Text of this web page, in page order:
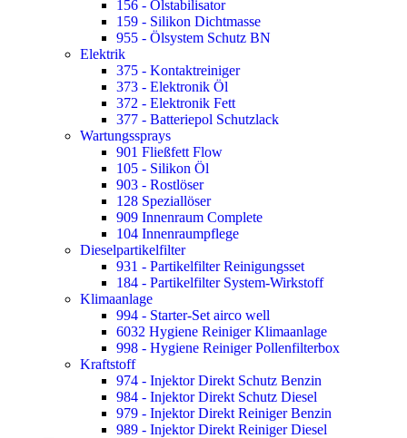
156 - Ölstabilisator
159 - Silikon Dichtmasse
955 - Ölsystem Schutz BN
Elektrik
375 - Kontaktreiniger
373 - Elektronik Öl
372 - Elektronik Fett
377 - Batteriepol Schutzlack
Wartungssprays
901 Fließfett Flow
105 - Silikon Öl
903 - Rostlöser
128 Speziallöser
909 Innenraum Complete
104 Innenraumpflege
Dieselpartikelfilter
931 - Partikelfilter Reinigungsset
184 - Partikelfilter System-Wirkstoff
Klimaanlage
994 - Starter-Set airco well
6032 Hygiene Reiniger Klimaanlage
998 - Hygiene Reiniger Pollenfilterbox
Kraftstoff
974 - Injektor Direkt Schutz Benzin
984 - Injektor Direkt Schutz Diesel
979 - Injektor Direkt Reiniger Benzin
989 - Injektor Direkt Reiniger Diesel